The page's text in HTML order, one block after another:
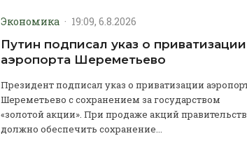
Экономика · 19:09, 6.8.2026
Путин подписал указ о приватизации
аэропорта Шереметьево
Президент подписал указ о приватизации
Шереметьево с сохранением за государством
«золотой акции». При продаже акций
должно обеспечить сохранение...